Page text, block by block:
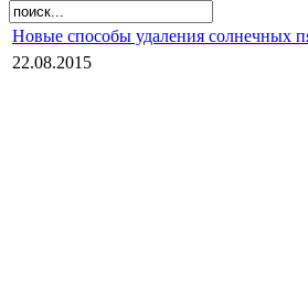
Новые способы удаления солнечных
22.08.2015